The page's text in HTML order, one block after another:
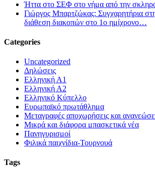
Ήττα στο ΣΕΦ στο νήμα από την
Γιώργος Μπαρτζώκας: Συγχαρητήρια
διάθεση διακοπών στο 1ο ημίχρονο…
Categories
Uncategorized
Δηλώσεις
Ελληνική Α1
Ελληνική Α2
Ελληνικό Κύπελλο
Ευρωπαϊκό πρωτάθλημα
Μεταγραφές αποχωρήσεις και
Μικρά και διάφορα μπασκετικά νέα
Πανηγυρισμοί
Φιλικά παιχνίδια-Τουρνουά
Tags